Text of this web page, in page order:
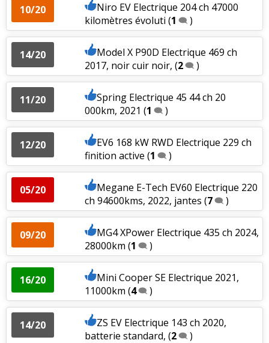
10/20
Niro EV Electrique 204 ch 47000
kilomètres évoluti (1 )
14/20
Model X P90D Electrique 469 ch
2017, noir cuir noir, (2 )
11/20
Spring Electrique 45 44 ch 20
000km, 2021 (1 )
12/20
EV6 168 kW RWD Electrique 229 ch
finition active (1 )
05/20
Megane E-Tech EV60 Electrique 220
ch 94600kms, 2022, jantes (7 )
09/20
MG4 XPower Electrique 435 ch 2024,
28000km (1 )
16/20
Mini Cooper SE Electrique 2021,
11000km (4 )
14/20
ZS EV Electrique 143 ch 2020,
batterie standard, (2 )